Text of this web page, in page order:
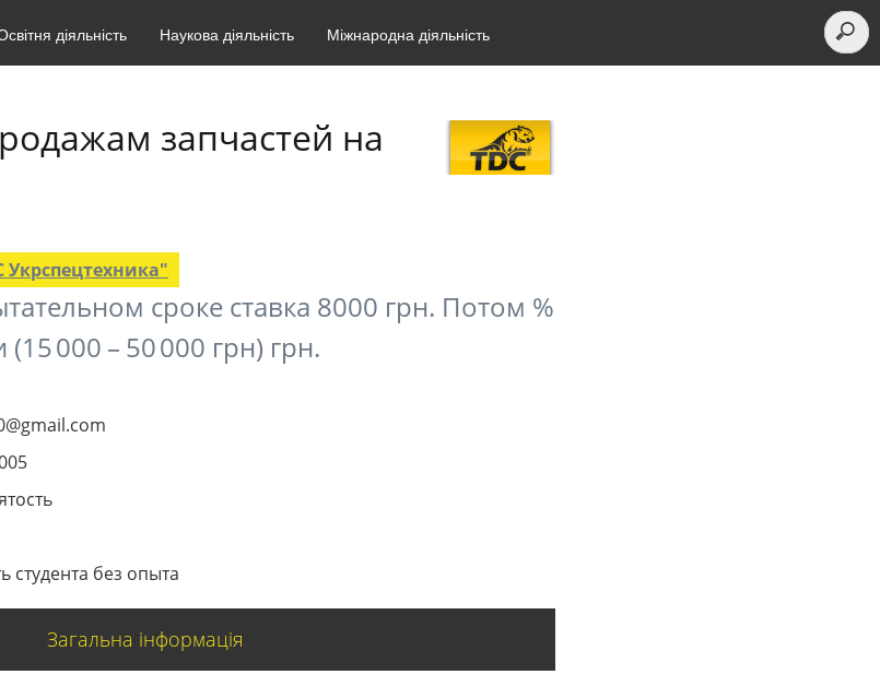
діяльність Наукова діяльність Міжнародна діяльність
запчастей на
сроке ставка 8000 грн. Потом %
000 – 50 000 грн) грн.
студента без опыта
Загальна інформація